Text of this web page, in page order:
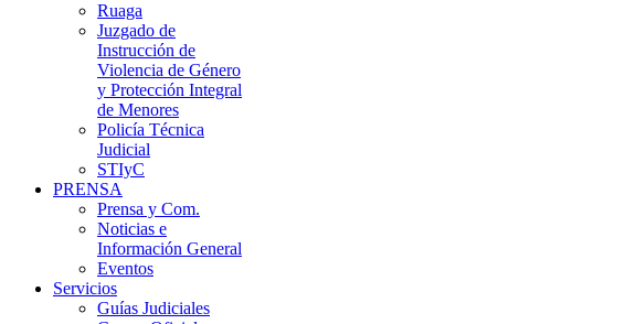
Ruaga
Juzgado de
Instrucción de
Violencia de Género
y Protección Integral
de Menores
Policía Técnica
Judicial
STIyC
PRENSA
Prensa y Com.
Noticias e
Información General
Eventos
Servicios
Guías Judiciales